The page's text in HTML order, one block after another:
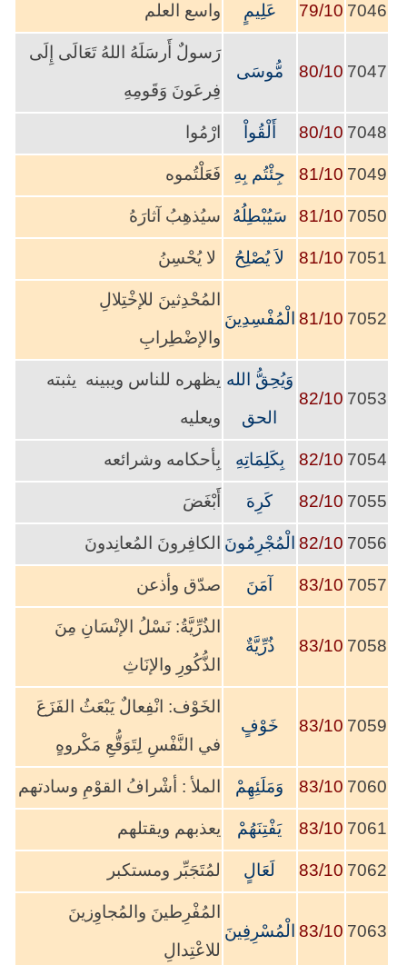
7046
79/10 عَلِيمٍ واسع العلم
7047
80/10 مُّوسَى
رَسولٌ أَرسَلَهُ اللهُ تَعَالَى إِلَى
فِرعَونَ وَقَومِهِ
7048
80/10 أَلْقُواْ ارْمُوا
7049
81/10 جِئْتُم بِهِ فَعَلْتُموه
7050
81/10 سَيُبْطِلُهُ سيُذهِبُ آثارَهُ
7051
81/10 لاَ يُصْلِحُ لا يُحْسِنُ
7052
81/10 الْمُفْسِدِينَ
المُحْدِثينَ للإخْتِلالِ
والإضْطِرابِ
7053
82/10
وَيُحِقُّ الله
الحق
يظهره للناس ويبينه يثبته
ويعليه
7054
82/10 بِكَلِمَاتِهِ بِأحكامه وشرائعه
7055
82/10 كَرِهَ أَبْغَضَ
7056
82/10 الْمُجْرِمُونَ الكافِرونَ المُعانِدونَ
7057
83/10 آمَنَ صدّق وأذعن
7058
83/10 ذُرِّيَّةٌ
الذُرِّيَّةُ: نَسْلُ الإنْسَانِ مِنَ
الذُّكُورِ والإنَاثِ
7059
83/10 خَوْفٍ
الخَوْف: انْفِعالٌ يَبْعَثُ الفَزَعَ
في النَّفْسِ لِتَوَقُّعِ مَكْروهٍ
7060
83/10 وَمَلَئِهِمْ الملأ : أشْرافُ القوْمِ وسادتهم
7061
83/10 يَفْتِنَهُمْ يعذبهم ويقتلهم
7062
83/10 لَعَالٍ لمُتَجَبِّر ومستكبر
7063
83/10 الْمُسْرِفِينَ
المُفْرِطينَ والمُجاوِزينَ
للاعْتِدالِ